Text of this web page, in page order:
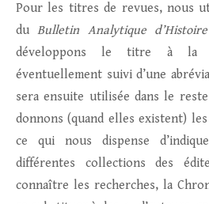
Pour les titres de revues, nous
duBulletin Analytique
développons le titre à la
éventuellement suivi d’une
sera ensuite utilisée dans le
donnons (quand elles existent)
ce qui nous dispense
différentes collections des
connaître les recherches, la